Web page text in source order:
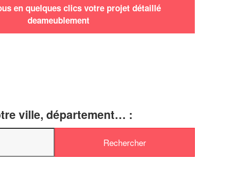
en quelques clics votre projet détaillé
deameublement
ville, département… :
Vous êtes un
professionnel ?